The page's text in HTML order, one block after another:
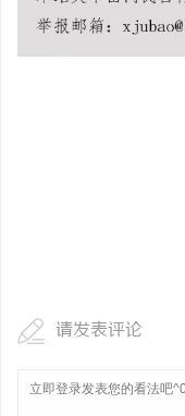
请发表评论